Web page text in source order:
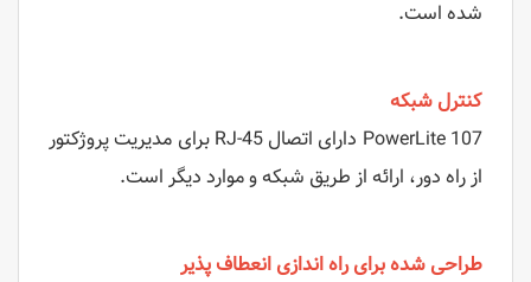
شده است.
کنترل شبکه
PowerLite 107 دارای اتصال RJ-45 برای مدیریت پروژکتور
از راه دور، ارائه از طریق شبکه و موارد دیگر است.
طراحی شده برای راه اندازی انعطاف پذیر